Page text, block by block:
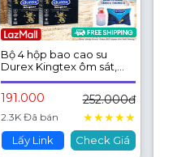
Bộ 4 hộp bao cao su
Durex Kingtex ôm sát,
bôi trơn (size 49mm, 3
bao/hộp)
191.000 252.000đ
2.3K Đã bán ★★★★★
Lấy Link Check Giá